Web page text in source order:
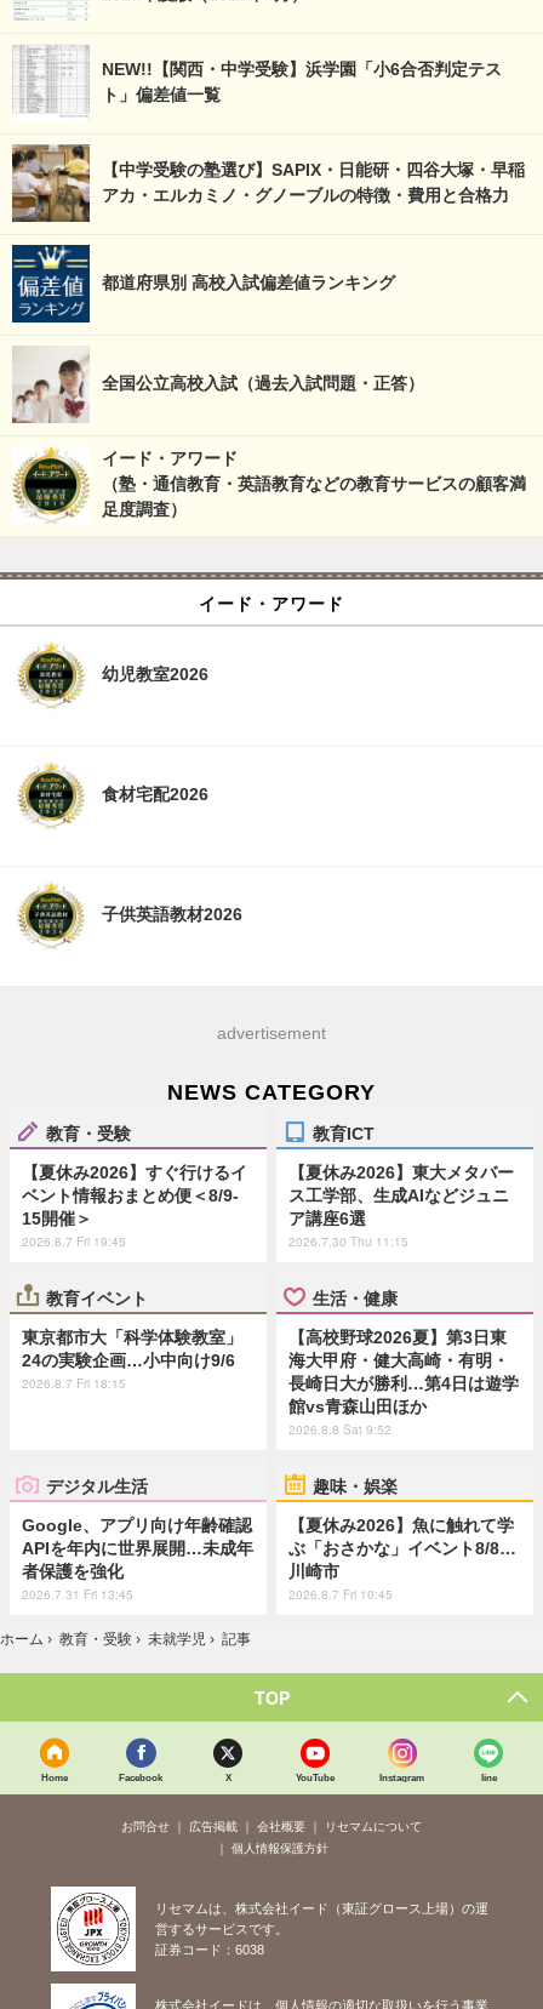
NEW!!【関西・中学受験】浜学園「小6合否判定テス
ト」偏差値一覧
【中学受験の塾選び】SAPIX・日能研・四谷大塚・早稲
アカ・エルカミノ・グノーブルの特徴・費用と合格力
都道府県別 高校入試偏差値ランキング
全国公立高校入試（過去入試問題・正答）
イード・アワード
（塾・通信教育・英語教育などの教育サービスの顧客満
足度調査）
イード・アワード
幼児教室2026
食材宅配2026
子供英語教材2026
advertisement
NEWS CATEGORY
教育・受験
【夏休み2026】すぐ行けるイ
ベント情報おまとめ便＜8/9-
15開催＞
2026.8.7 Fri 19:45
教育ICT
【夏休み2026】東大メタバー
ス工学部、生成AIなどジュニ
ア講座6選
2026.7.30 Thu 11:15
教育イベント
東京都市大「科学体験教室」
24の実験企画…小中向け9/6
2026.8.7 Fri 18:15
生活・健康
【高校野球2026夏】第3日東
海大甲府・健大高崎・有明・
長崎日大が勝利…第4日は遊学
館vs青森山田ほか
2026.8.8 Sat 9:52
デジタル生活
Google、アプリ向け年齢確認
APIを年内に世界展開…未成年
者保護を強化
2026.7.31 Fri 13:45
趣味・娯楽
【夏休み2026】魚に触れて学
ぶ「おさかな」イベント8/8…
川崎市
2026.8.7 Fri 10:45
ホーム › 教育・受験 › 未就学児 › 記事
TOP
Home Facebook X YouTube Instagram line
お問合せ 広告掲載 会社概要
リセマムについて
個人情報保護方針
リセマムは、株式会社イード（東証グロース上場）の運
営するサービスです。
証券コード：6038
株式会社イードは、個人情報の適切な取扱いを行う事業